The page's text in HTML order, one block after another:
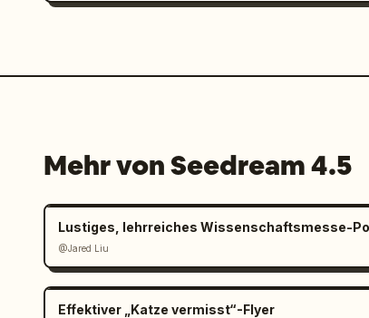
Mehr von Seedream 4.5
@Jared Liu
Effektiver „Katze vermisst“-Flyer